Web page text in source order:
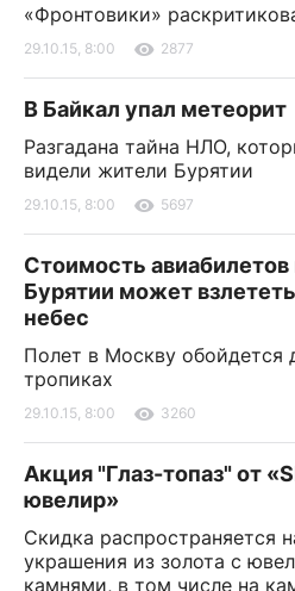
«Фронтовики»
29.10.15, 8:00 2877
В Байкал упал метеорит
Разгадана тайна НЛО,
видели жители Бурятии
29.10.15, 8:00 5697
Стоимость авиабилетов
Бурятии может
небес
Полет в Москву обойдется
тропиках
29.10.15, 8:00 3260
Акция "Глаз-топаз" от
ювелир»
Скидка распространяется
украшения из золота с
камнями, в том числе на